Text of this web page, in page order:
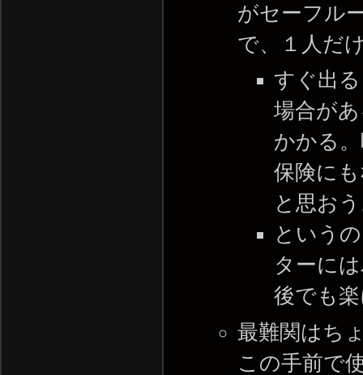
がセーフル
で、１人だ
すぐ出
場合が
かかる
保険に
と思お
という
ターに
後でも
最難関はち
この手前で